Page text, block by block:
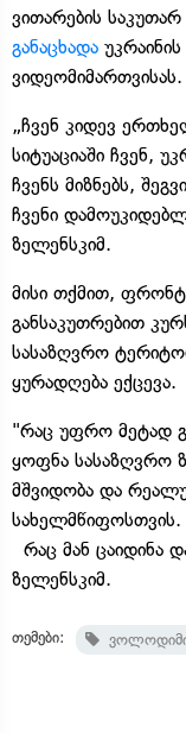
ვითარების საკუთარ
განაცხადა
ვიდეომიმართვისას.
„ჩვენ კიდევ
სიტუაციაში ჩვენ,
ჩვენს მიზნებს,
ჩვენი
ზელენსკიმ.
მისი თქმით,
განსაკუთრებით
სასაზღვრო
ყურადღება ექცევა.
"რაც უფრო მეტად
ყოფნა სასაზღვრო
მშვიდობა და
სახელმწიფოსთვის.
რაც მან ცაიდინა
ზელენსკიმ.
თემები: